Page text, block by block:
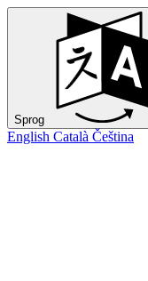
Sprog
English Català Čeština